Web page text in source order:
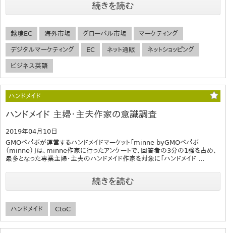
続きを読む
越境EC 海外市場 グローバル市場 マーケティング
デジタルマーケティング EC ネット通販 ネットショッピング
ビジネス英語
ハンドメイド
ハンドメイド 主婦・主夫作家の意識調査
2019年04月10日
GMOペパボが運営するハンドメイドマーケット「minne byGMOペパボ
（minne）」は、minne作家に行ったアンケートで、回答者の3分の1強を占め、
最多となった専業主婦・主夫のハンドメイド作家を対象に「ハンドメイド ...
続きを読む
ハンドメイド CtoC